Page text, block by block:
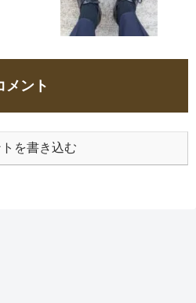
メント
を書き込む